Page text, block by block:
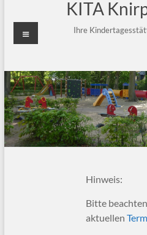
KITA
Ihre
Menü
Hinweis:
Bitte
aktuellen